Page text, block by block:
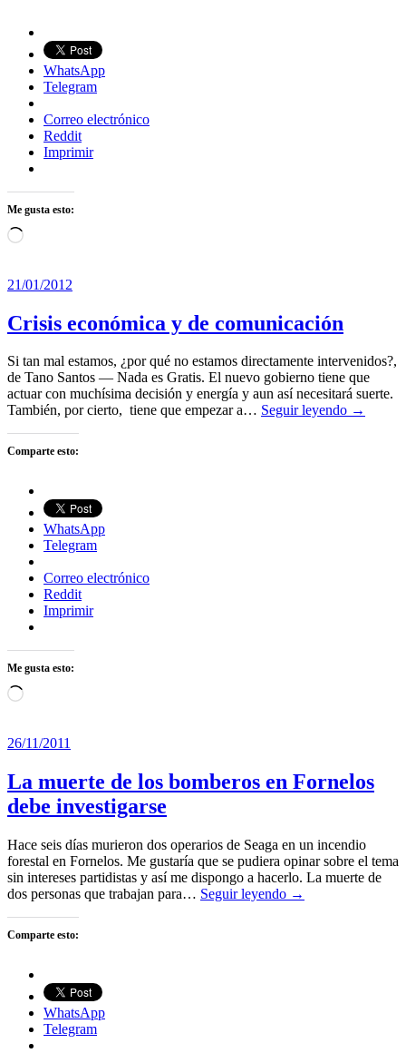
WhatsApp
Telegram
Correo electrónico
Reddit
Imprimir
Me gusta esto:
Cargando...
21/01/2012
Crisis económica y de comunicación
Si tan mal estamos, ¿por qué no estamos directamente intervenidos?,
de Tano Santos — Nada es Gratis. El nuevo gobierno tiene que
actuar con muchísima decisión y energía y aun así necesitará suerte.
También, por cierto, tiene que empezar a… Seguir leyendo →
Comparte esto:
WhatsApp
Telegram
Correo electrónico
Reddit
Imprimir
Me gusta esto:
Cargando...
26/11/2011
La muerte de los bomberos en Fornelos
debe investigarse
Hace seis días murieron dos operarios de Seaga en un incendio
forestal en Fornelos. Me gustaría que se pudiera opinar sobre el tema
sin intereses partidistas y así me dispongo a hacerlo. La muerte de
dos personas que trabajan para… Seguir leyendo →
Comparte esto:
WhatsApp
Telegram